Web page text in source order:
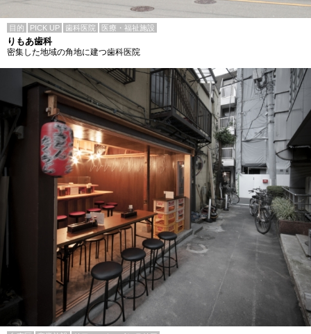
目的 PICK UP 歯科医院 医療・福祉施設
りもあ歯科
密集した地域の角地に建つ歯科医院